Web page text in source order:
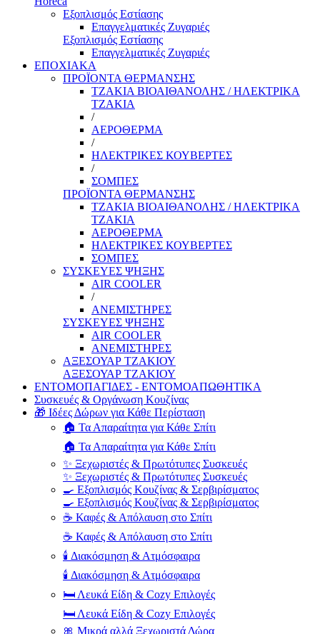
Εξοπλισμός Εστίασης
Επαγγελματικές Ζυγαριές
Εξοπλισμός Εστίασης
Επαγγελματικές Ζυγαριές
ΕΠΟΧΙΑΚΑ
ΠΡΟΪΟΝΤΑ ΘΕΡΜΑΝΣΗΣ
ΤΖΑΚΙΑ ΒΙΟΑΙΘΑΝΟΛΗΣ / ΗΛΕΚΤΡΙΚΑ
ΤΖΑΚΙΑ
/
ΑΕΡΟΘΕΡΜΑ
/
ΗΛΕΚΤΡΙΚΕΣ ΚΟΥΒΕΡΤΕΣ
/
ΣΟΜΠΕΣ
ΠΡΟΪΟΝΤΑ ΘΕΡΜΑΝΣΗΣ
ΤΖΑΚΙΑ ΒΙΟΑΙΘΑΝΟΛΗΣ / ΗΛΕΚΤΡΙΚΑ
ΤΖΑΚΙΑ
ΑΕΡΟΘΕΡΜΑ
ΗΛΕΚΤΡΙΚΕΣ ΚΟΥΒΕΡΤΕΣ
ΣΟΜΠΕΣ
ΣΥΣΚΕΥΕΣ ΨΗΞΗΣ
AIR COOLER
/
ΑΝΕΜΙΣΤΗΡΕΣ
ΣΥΣΚΕΥΕΣ ΨΗΞΗΣ
AIR COOLER
ΑΝΕΜΙΣΤΗΡΕΣ
ΑΞΕΣΟΥΑΡ ΤΖΑΚΙΟΥ
ΑΞΕΣΟΥΑΡ ΤΖΑΚΙΟΥ
ΕΝΤΟΜΟΠΑΓΙΔΕΣ - ΕΝΤΟΜΟΑΠΩΘΗΤΙΚΑ
Συσκευές & Οργάνωση Κουζίνας
🎁 Ιδέες Δώρων για Κάθε Περίσταση
🏠 Τα Απαραίτητα για Κάθε Σπίτι
🏠 Τα Απαραίτητα για Κάθε Σπίτι
✨ Ξεχωριστές & Πρωτότυπες Συσκευές
✨ Ξεχωριστές & Πρωτότυπες Συσκευές
🍳 Εξοπλισμός Κουζίνας & Σερβιρίσματος
🍳 Εξοπλισμός Κουζίνας & Σερβιρίσματος
☕ Καφές & Απόλαυση στο Σπίτι
☕ Καφές & Απόλαυση στο Σπίτι
🕯️ Διακόσμηση & Ατμόσφαιρα
🕯️ Διακόσμηση & Ατμόσφαιρα
🛏️ Λευκά Είδη & Cozy Επιλογές
🛏️ Λευκά Είδη & Cozy Επιλογές
🎀 Μικρά αλλά Ξεχωριστά Δώρα